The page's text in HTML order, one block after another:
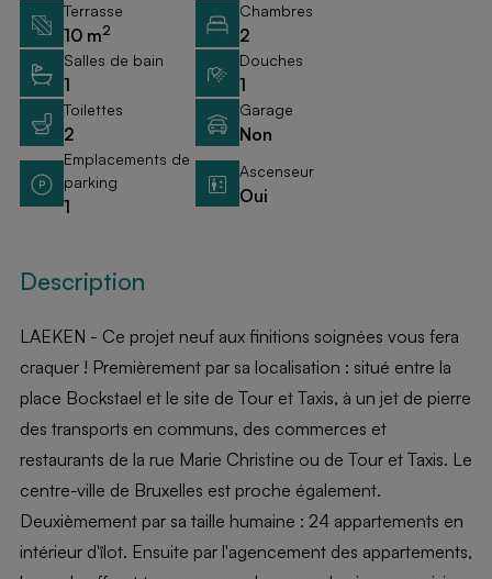
Terrasse
10 m2
Chambres
2
Salles de bain
1
Douches
1
Toilettes
2
Garage
Non
Emplacements de
parking
1
Ascenseur
Oui
Description
LAEKEN - Ce projet neuf aux finitions soignées vous fera
craquer ! Premièrement par sa localisation : situé entre la
place Bockstael et le site de Tour et Taxis, à un jet de pierre
des transports en communs, des commerces et
restaurants de la rue Marie Christine ou de Tour et Taxis. Le
centre-ville de Bruxelles est proche également.
Deuxièmement par sa taille humaine : 24 appartements en
intérieur d'îlot. Ensuite par l'agencement des appartements,